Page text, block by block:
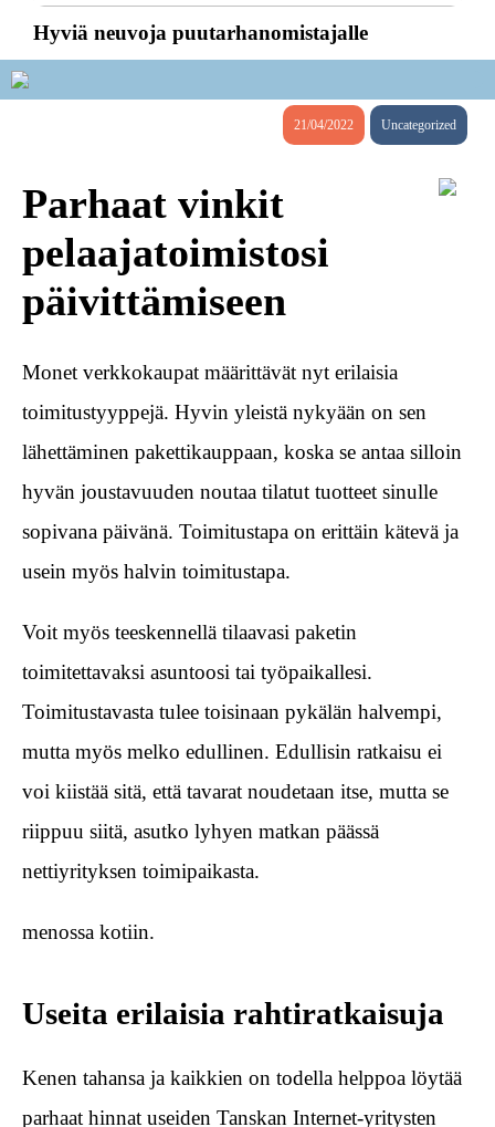
Hyviä neuvoja puutarhanomistajalle
21/04/2022 Uncategorized
Parhaat vinkit
pelaajatoimistosi
päivittämiseen
Monet verkkokaupat määrittävät nyt erilaisia
toimitustyyppejä. Hyvin yleistä nykyään on sen
lähettäminen pakettikauppaan, koska se antaa silloin
hyvän joustavuuden noutaa tilatut tuotteet sinulle
sopivana päivänä. Toimitustapa on erittäin kätevä ja
usein myös halvin toimitustapa.
Voit myös teeskennellä tilaavasi paketin
toimitettavaksi asuntoosi tai työpaikallesi.
Toimitustavasta tulee toisinaan pykälän halvempi,
mutta myös melko edullinen. Edullisin ratkaisu ei
voi kiistää sitä, että tavarat noudetaan itse, mutta se
riippuu siitä, asutko lyhyen matkan päässä
nettiyrityksen toimipaikasta.
menossa kotiin.
Useita erilaisia rahtiratkaisuja
Kenen tahansa ja kaikkien on todella helppoa löytää
parhaat hinnat useiden Tanskan Internet-yritysten